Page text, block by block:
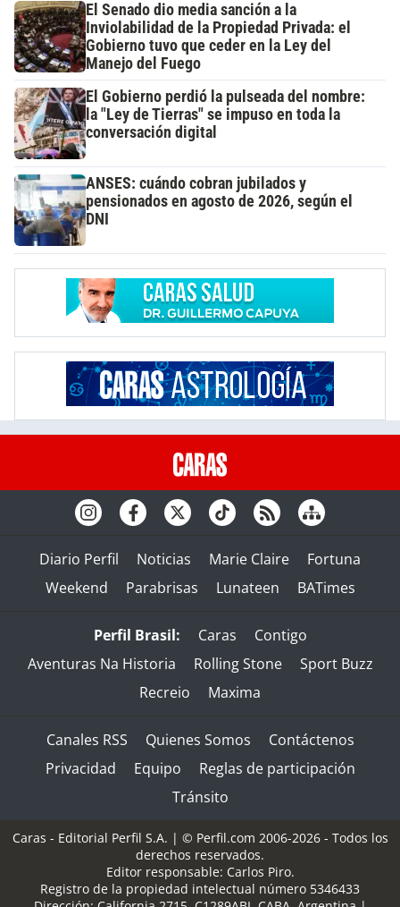
El Senado dio media sanción a la
Inviolabilidad de la Propiedad Privada: el
Gobierno tuvo que ceder en la Ley del
Manejo del Fuego
El Gobierno perdió la pulseada del nombre:
la "Ley de Tierras" se impuso en toda la
conversación digital
ANSES: cuándo cobran jubilados y
pensionados en agosto de 2026, según el
DNI
Diario Perfil Noticias Marie Claire
Fortuna
Weekend
Parabrisas Lunateen BATimes
Perfil Brasil: Caras
Contigo
Aventuras Na Historia
Rolling Stone
Sport Buzz
Recreio
Maxima
Canales RSS Quienes Somos
Contáctenos
Privacidad
Equipo
Reglas de participación
Tránsito
Caras - Editorial Perfil S.A. | © Perfil.com 2006-2026 - Todos los
derechos reservados.
Editor responsable: Carlos Piro.
Registro de la propiedad intelectual número 5346433